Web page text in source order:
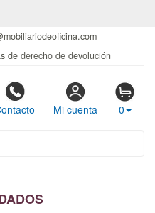
de derecho de devolución
Mi cuenta 0